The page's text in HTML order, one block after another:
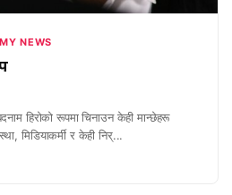
NEWS
हिरोको रूपमा चिनाउन केही मान्छेहरू
मिडियाकर्मी र केही निर्...